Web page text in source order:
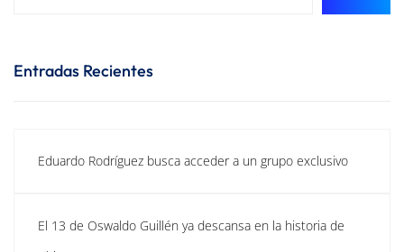
Entradas Recientes
Eduardo Rodríguez busca acceder a un grupo exclusivo
El 13 de Oswaldo Guillén ya descansa en la historia de